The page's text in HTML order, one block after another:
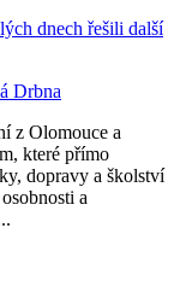
dnech řešili další
Drbna
z Olomouce a
které přímo
dopravy a školství
a